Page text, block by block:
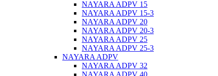
NAYARA ADPV 15
NAYARA ADPV 15-3
NAYARA ADPV 20
NAYARA ADPV 20-3
NAYARA ADPV 25
NAYARA ADPV 25-3
NAYARA ADPV
NAYARA ADPV 32
NAYARA ADPV 40